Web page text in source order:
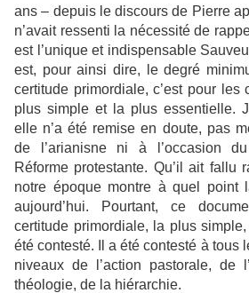
ans – depuis le discours de Pierre
n’avait ressenti la nécessité de
est l’unique et indispensable
est, pour ainsi dire, le degré
certitude primordiale, c’est pour les
plus simple et la plus essentielle.
elle n’a été remise en doute, pas
de l’arianisne ni à l’occasion
Réforme protestante. Qu’il ait fallu
notre époque montre à quel point
aujourd’hui. Pourtant, ce
certitude primordiale, la plus
été contesté. Il a été contesté à tous
niveaux de l’action pastorale, de
théologie, de la hiérarchie.